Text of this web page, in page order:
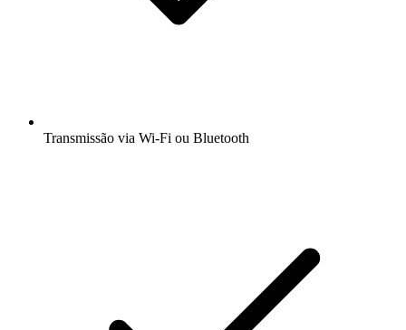
Transmissão via Wi-Fi ou Bluetooth